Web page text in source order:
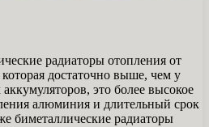
радиаторы отопления от
достаточно выше, чем у
это более высокое
алюминия и длительный срок
биметаллические радиаторы